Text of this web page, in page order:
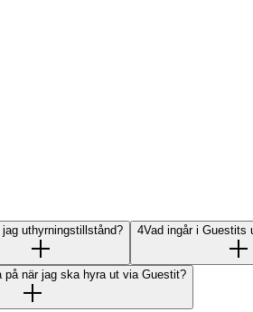
jag uthyrningstillstånd? 4Vad ingår i Guestits
på när jag ska hyra ut via Guestit?